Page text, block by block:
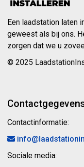
Een laadstation laten
geweest als bij ons.
zorgen dat we u
© 2025
Contactinformatie:
Sociale media: